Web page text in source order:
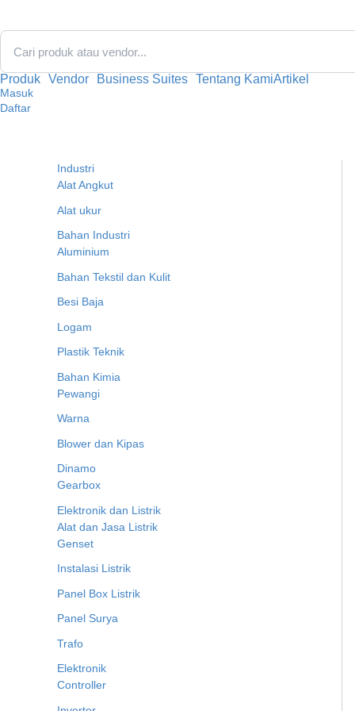
konten
Produk Vendor Business Suites Tentang KamiArtikel
Masuk
Daftar
Industri
Alat Angkut
Alat ukur
Bahan Industri
Aluminium
Bahan Tekstil dan Kulit
Besi Baja
Logam
Plastik Teknik
Bahan Kimia
Pewangi
Warna
Blower dan Kipas
Dinamo
Gearbox
Elektronik dan Listrik
Alat dan Jasa Listrik
Genset
Instalasi Listrik
Panel Box Listrik
Panel Surya
Trafo
Elektronik
Controller